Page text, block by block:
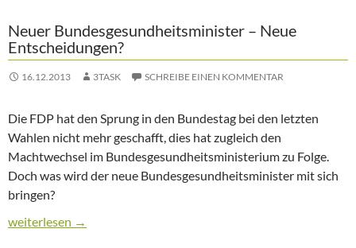
Neuer Bundesgesundheitsminister – Neue
Entscheidungen?
16.12.2013 3TASK SCHREIBE EINEN KOMMENTAR
Die FDP hat den Sprung in den Bundestag bei den letzten
Wahlen nicht mehr geschafft, dies hat zugleich den
Machtwechsel im Bundesgesundheitsministerium zu Folge.
Doch was wird der neue Bundesgesundheitsminister mit sich
bringen?
Neuer Bundesgesundheitsminister – Neue Entscheidungen?
weiterlesen →